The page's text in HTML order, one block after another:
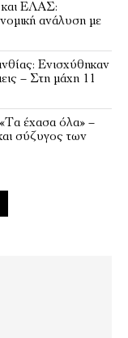
ΕΛΑΣ:
ανάλυση με
Ενισχύθηκαν
– Στη μάχη 11
έχασα όλα» –
σύζυγος των